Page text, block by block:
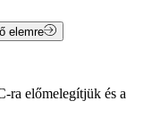
elemre
ra előmelegítjük és a